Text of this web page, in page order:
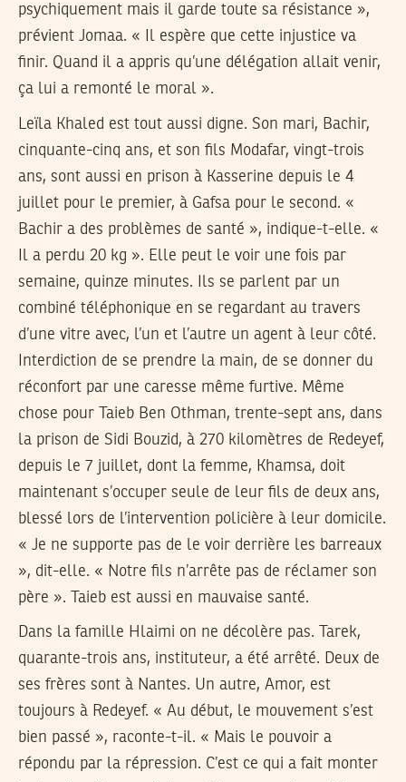
psychiquement mais il garde toute sa résistance »,
prévient Jomaa. « Il espère que cette injustice va
finir. Quand il a appris qu’une délégation allait venir,
ça lui a remonté le moral ».
Leïla Khaled est tout aussi digne. Son mari, Bachir,
cinquante-cinq ans, et son fils Modafar, vingt-trois
ans, sont aussi en prison à Kasserine depuis le 4
juillet pour le premier, à Gafsa pour le second. «
Bachir a des problèmes de santé », indique-t-elle. «
Il a perdu 20 kg ». Elle peut le voir une fois par
semaine, quinze minutes. Ils se parlent par un
combiné téléphonique en se regardant au travers
d’une vitre avec, l’un et l’autre un agent à leur côté.
Interdiction de se prendre la main, de se donner du
réconfort par une caresse même furtive. Même
chose pour Taieb Ben Othman, trente-sept ans, dans
la prison de Sidi Bouzid, à 270 kilomètres de Redeyef,
depuis le 7 juillet, dont la femme, Khamsa, doit
maintenant s’occuper seule de leur fils de deux ans,
blessé lors de l’intervention policière à leur domicile.
« Je ne supporte pas de le voir derrière les barreaux
», dit-elle. « Notre fils n’arrête pas de réclamer son
père ». Taieb est aussi en mauvaise santé.
Dans la famille Hlaimi on ne décolère pas. Tarek,
quarante-trois ans, instituteur, a été arrêté. Deux de
ses frères sont à Nantes. Un autre, Amor, est
toujours à Redeyef. « Au début, le mouvement s’est
bien passé », raconte-t-il. « Mais le pouvoir a
répondu par la répression. C’est ce qui a fait monter